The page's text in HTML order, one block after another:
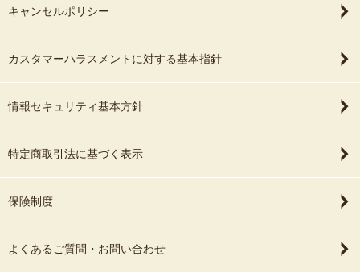
キャンセルポリシー
カスタマーハラスメントに対する基本指針
情報セキュリティ基本方針
特定商取引法に基づく表示
保険制度
よくあるご質問・お問い合わせ